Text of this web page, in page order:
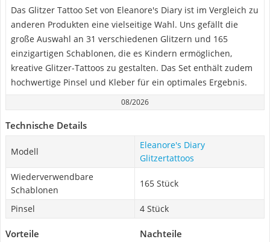
Das Glitzer Tattoo Set von Eleanore's Diary ist im Vergleich zu
anderen Produkten eine vielseitige Wahl. Uns gefällt die
große Auswahl an 31 verschiedenen Glitzern und 165
einzigartigen Schablonen, die es Kindern ermöglichen,
kreative Glitzer-Tattoos zu gestalten. Das Set enthält zudem
hochwertige Pinsel und Kleber für ein optimales Ergebnis.
08/2026
Technische Details
Modell
Eleanore's Diary
Glitzertattoos
Wiederverwendbare
Schablonen
165 Stück
Pinsel 4 Stück
Vorteile Nachteile